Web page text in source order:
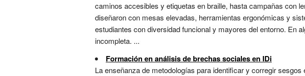
caminos accesibles y etiquetas en braille, hasta campañas con
diseñaron con mesas elevadas, herramientas ergonómicas y
estudiantes con diversidad funcional y mayores del entorno. En
incompleta. ...
Formación en análisis de brechas sociales en IDi
La enseñanza de metodologías para identificar y corregir